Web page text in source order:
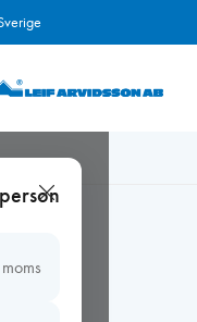
Duschsarg 90 x 90 cm , Vit